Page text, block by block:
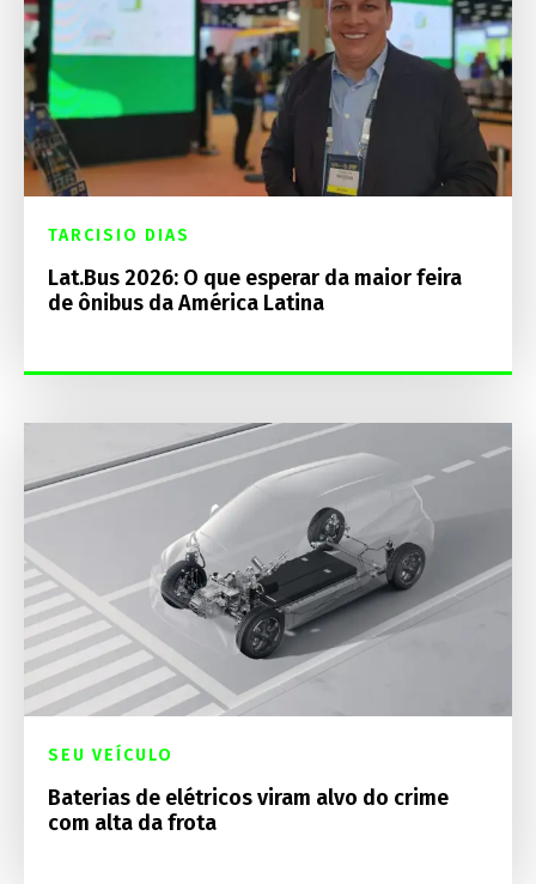
TARCISIO DIAS
Lat.Bus 2026: O que esperar da maior feira
de ônibus da América Latina
SEU VEÍCULO
Baterias de elétricos viram alvo do crime
com alta da frota